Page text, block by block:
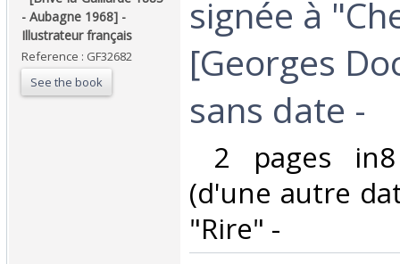
- Aubagne 1968] -
Illustrateur français‎
Reference : GF32682
See the book
signée à
[Georges
sans date -‎
2 pages
(d'une autre
"Rire" -‎